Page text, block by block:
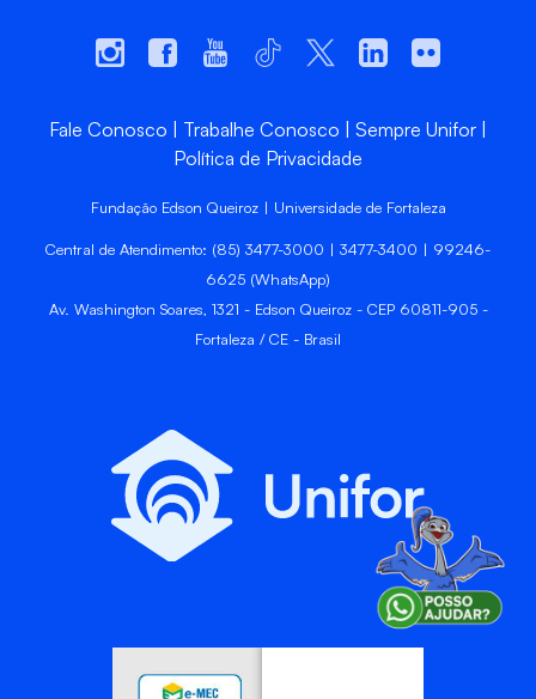
Fale Conosco Trabalhe Conosco
Sempre Unifor
Política de Privacidade
Fundação Edson Queiroz | Universidade de Fortaleza
Central de Atendimento: (85) 3477-3000 | 3477-3400 | 99246-
6625 (WhatsApp)
Av. Washington Soares, 1321 - Edson Queiroz - CEP 60811-905 -
Fortaleza / CE - Brasil